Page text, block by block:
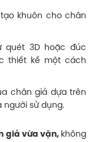
khuôn cho chân
quét 3D hoặc đúc
thiết kế một cách
chân giả dựa trên
người sử dụng.
giả vừa vặn, không